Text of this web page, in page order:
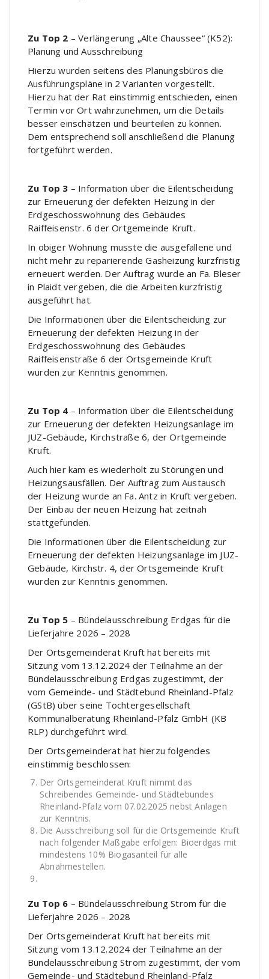
Zu Top 2 – Verlängerung „Alte Chaussee“ (K52):
Planung und Ausschreibung
Hierzu wurden seitens des Planungsbüros die
Ausführungspläne in 2 Varianten vorgestellt.
Hierzu hat der Rat einstimmig entschieden, einen
Termin vor Ort wahrzunehmen, um die Details
besser einschätzen und beurteilen zu können.
Dem entsprechend soll anschließend die Planung
fortgeführt werden.
Zu Top 3 – Information über die Eilentscheidung
zur Erneuerung der defekten Heizung in der
Erdgeschosswohnung des Gebäudes
Raiffeisenstr. 6 der Ortgemeinde Kruft.
In obiger Wohnung musste die ausgefallene und
nicht mehr zu reparierende Gasheizung kurzfristig
erneuert werden. Der Auftrag wurde an Fa. Bleser
in Plaidt vergeben, die die Arbeiten kurzfristig
ausgeführt hat.
Die Informationen über die Eilentscheidung zur
Erneuerung der defekten Heizung in der
Erdgeschosswohnung des Gebäudes
Raiffeisenstraße 6 der Ortsgemeinde Kruft
wurden zur Kenntnis genommen.
Zu Top 4 – Information über die Eilentscheidung
zur Erneuerung der defekten Heizungsanlage im
JUZ-Gebäude, Kirchstraße 6, der Ortgemeinde
Kruft.
Auch hier kam es wiederholt zu Störungen und
Heizungsausfällen. Der Auftrag zum Austausch
der Heizung wurde an Fa. Antz in Kruft vergeben.
Der Einbau der neuen Heizung hat zeitnah
stattgefunden.
Die Informationen über die Eilentscheidung zur
Erneuerung der defekten Heizungsanlage im JUZ-
Gebäude, Kirchstr. 4, der Ortsgemeinde Kruft
wurden zur Kenntnis genommen.
Zu Top 5 – Bündelausschreibung Erdgas für die
Lieferjahre 2026 – 2028
Der Ortsgemeinderat Kruft hat bereits mit
Sitzung vom 13.12.2024 der Teilnahme an der
Bündelausschreibung Erdgas zugestimmt, der
vom Gemeinde- und Städtebund Rheinland-Pfalz
(GStB) über seine Tochtergesellschaft
Kommunalberatung Rheinland-Pfalz GmbH (KB
RLP) durchgeführt wird.
Der Ortsgemeinderat hat hierzu folgendes
einstimmig beschlossen:
Der Ortsgemeinderat Kruft nimmt das
Schreibendes Gemeinde- und Städtebundes
Rheinland-Pfalz vom 07.02.2025 nebst Anlagen
zur Kenntnis.
Die Ausschreibung soll für die Ortsgemeinde Kruft
nach folgender Maßgabe erfolgen: Bioerdgas mit
mindestens 10% Biogasanteil für alle
Abnahmestellen.
Zu Top 6 – Bündelausschreibung Strom für die
Lieferjahre 2026 – 2028
Der Ortsgemeinderat Kruft hat bereits mit
Sitzung vom 13.12.2024 der Teilnahme an der
Bündelausschreibung Strom zugestimmt, der vom
Gemeinde- und Städtebund Rheinland-Pfalz